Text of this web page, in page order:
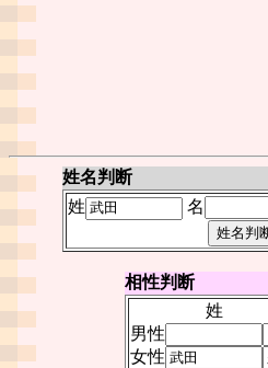
姓名判断
姓
名
相性判断
姓
男性
女性